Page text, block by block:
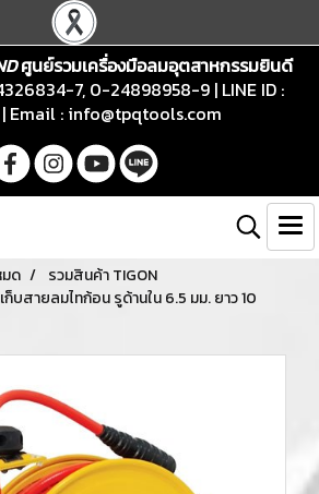
ศูนย์รวมเครื่องมือลมอุตสาหกรรมยินดี
7, 0-24898958-9 | LINE ID :
Email : info@tpqtools.com
ด
รวมสินค้า TIGON
ก็บสายลมไทก้อน รูด้านใน 6.5 มม. ยาว 10